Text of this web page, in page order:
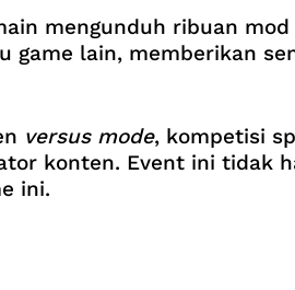
mengunduh ribuan mod
game lain, memberikan
versus mode, kompetisi
konten. Event ini tidak
ini.